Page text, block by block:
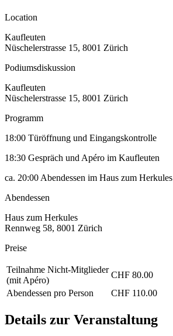
Location
Kaufleuten
Nüschelerstrasse 15, 8001 Zürich
Podiumsdiskussion
Kaufleuten
Nüschelerstrasse 15, 8001 Zürich
Programm
18:00 Türöffnung und Eingangskontrolle
18:30 Gespräch und Apéro im Kaufleuten
ca. 20:00 Abendessen im Haus zum Herkules
Abendessen
Haus zum Herkules
Rennweg 58, 8001 Zürich
Preise
Teilnahme Nicht-Mitglieder
(mit Apéro)
CHF 80.00
Abendessen pro Person
CHF 110.00
Details zur Veranstaltung